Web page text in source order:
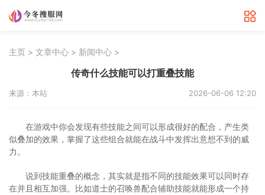
主页 > 文章中心 > 新闻中心 >
传奇什么技能可以打重叠技能
来源：本站 2026-06-06 12:20
在游戏中你会发现有些技能之间可以形成很好的配合，产生类
似叠加的效果，掌握了这些组合就能在战斗中发挥出意想不到的威
力。
说到技能重叠的概念，其实就是指不同的技能效果可以同时存
在并且相互加强。比如道士的召唤兽配合辅助技能就能形成一个持